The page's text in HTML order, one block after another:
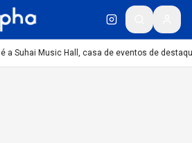
a Suhai Music Hall, casa de eventos de